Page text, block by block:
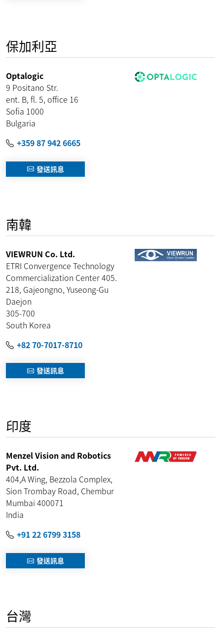
保加利亞
Optalogic
9 Positano Str.
ent. B, fl. 5, office 16
Sofia 1000
Bulgaria
+359 87 942 6665
發送訊息
南韓
VIEWRUN Co. Ltd.
ETRI Convergence Technology
Commercialization Center 405.
218, Gajeongno, Yuseong-Gu
Daejon
305-700
South Korea
+82 70-7017-8710
發送訊息
印度
Menzel Vision and Robotics
Pvt. Ltd.
404,A Wing, Bezzola Complex,
Sion Trombay Road, Chembur
Mumbai 400071
India
+91 22 6799 3158
發送訊息
台灣